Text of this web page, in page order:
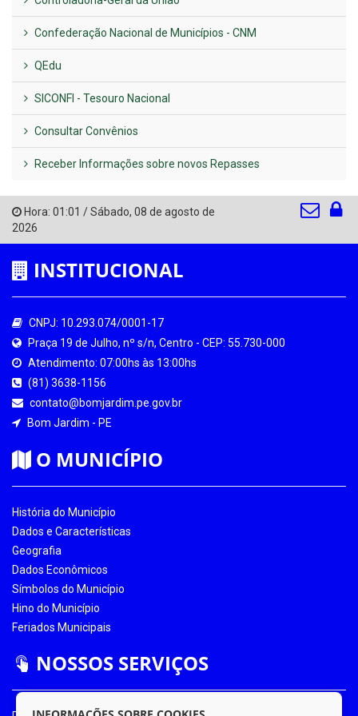
Confederação Nacional de Municípios - CNM
QEdu
SICONFI - Tesouro Nacional
Consultar Convênios
Receber Informações sobre novos Repasses
Hora: 01:01 /Sábado, 08 de agosto de
2026
INSTITUCIONAL
CNPJ: 10.293.074/0001-17
Praça 19 de Julho, nº s/n, Centro - CEP: 55.730-000
Atendimento: 07:00hs às 13:00hs
(81) 3638-1156
contato@bomjardim.pe.gov.br
Bom Jardim - PE
O MUNICÍPIO
História do Município
Dados e Características
Geografia
Dados Econômicos
Símbolos do Município
Hino do Município
Feriados Municipais
NOSSOS SERVIÇOS